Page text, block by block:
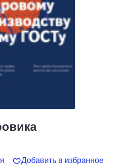
Добавить в избранное